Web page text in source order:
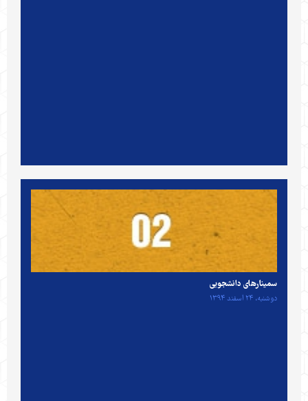
سمینارهای دانشجویی
دوشنبه، ۲۴ اسفند ۱۳۹۴